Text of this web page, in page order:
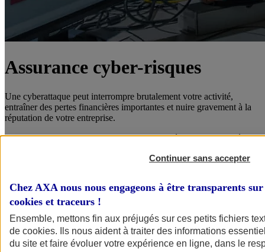
Assurance cyber-risques
Une cyberattaque peut interrompre brutalement votre activité,
entraîner des pertes financières importantes et nuire gravement à la
réputation de votre entreprise.
Avec l’offre Global Cyber Secure AXA, protégez votre activité et
Continuer sans accepter
Chez AXA nous nous engageons à être transparents
cookies et traceurs !
Ensemble, mettons fin aux préjugés sur ces petits fichiers
de cookies. Ils nous aident à traiter des informations
du site et faire évoluer votre expérience en ligne, dans le